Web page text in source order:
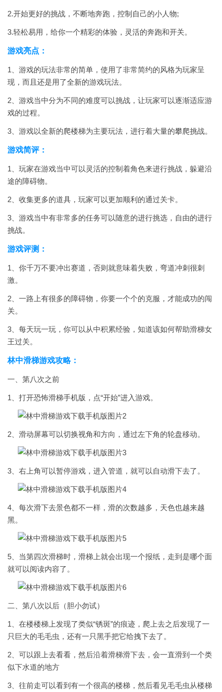
2.开始更好的挑战，不断地奔跑，控制自己的小人物;
3.轻松易用，给你一个精彩的体验，灵活的奔跑和开关。
游戏亮点：
1、游戏的玩法非常的简单，使用了非常简约的风格为玩家呈
现，而且还是用了全新的游戏玩法。
2、游戏当中分为不同的难度可以挑战，让玩家可以逐渐适应游
戏的过程。
3、游戏以全新的爬楼梯为主要玩法，进行着大量的攀爬挑战。
游戏简评：
1、玩家在游戏当中可以灵活的控制着角色来进行挑战，躲避沿
途的障碍物。
2、收集更多的道具，玩家可以更加顺利的通过关卡。
3、游戏当中有非常多的任务可以随意的进行挑选，自由的进行
挑战。
游戏评测：
1、你千万不要冲出赛道，否则就意味着失败，弯道冲刺很刺
激。
2、一路上有很多的障碍物，你要一个个的克服，才能成功的闯
关。
3、每天玩一玩，你可以从中积累经验，知道该如何帮助滑梯女
王过关。
林中滑梯游戏攻略：
一、第八次之前
1、打开恐怖滑梯手机版，点“开始”进入游戏。
2、滑动屏幕可以切换视角和方向，通过左下角的轮盘移动。
3、右上角可以暂停游戏，进入管道，就可以自动滑下去了。
4、每次滑下去景色都不一样，滑的次数越多，天色也越来越
黑。
5、当第四次滑梯时，滑梯上就会出现一个报纸，走到是哪个面
就可以阅读内容了。
二、第八次以后（胆小勿试）
1、在楼楼梯上发现了类似“锈斑”的痕迹，爬上去之后发现了一
只巨大的毛毛虫，还有一只黑手把它给拽下去了。
2、可以跟上去看看，然后沿着滑梯滑下去，会一直滑到一个类
似下水道的地方
3、往前走可以看到有一个很高的楼梯，然后看见毛毛虫从楼梯